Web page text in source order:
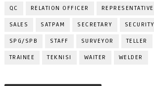
QC RELATION OFFICER REPRESENTATIVE
SALES SATPAM SECRETARY SECURITY
SPG/SPB STAFF SURVEYOR TELLER
TRAINEE TEKNISI WAITER WELDER